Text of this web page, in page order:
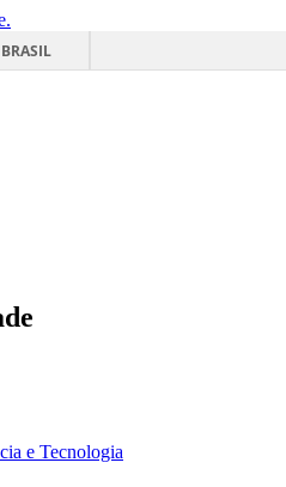
BRASIL
e Tecnologia